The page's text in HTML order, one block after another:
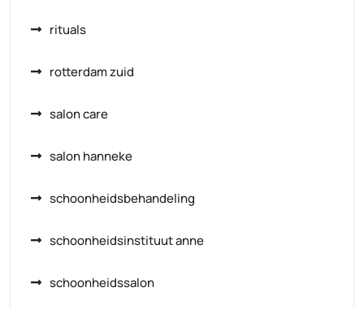
rituals
rotterdam zuid
salon care
salon hanneke
schoonheidsbehandeling
schoonheidsinstituut anne
schoonheidssalon